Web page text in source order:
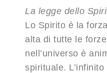
La legge dello
Lo Spirito è la
alta di tutte le
nell’universo è
spirituale.